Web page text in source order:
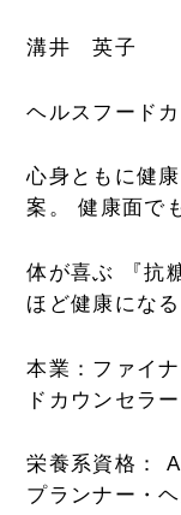
溝井 英子
ヘルスフード
心身ともに健
案。 健康面で
体が喜ぶ 『抗
ほど健康にな
本業：ファイ
ドカウンセラー
栄養系資格：
プランナー・